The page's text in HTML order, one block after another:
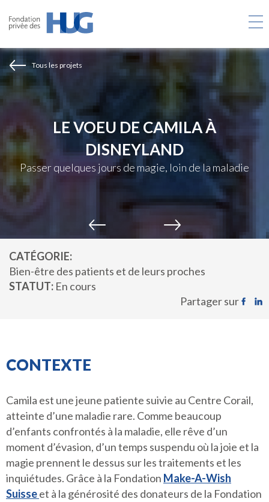
contenu
Tous les projets
LE VOEU DE CAMILA À
DISNEYLAND
Passer quelques jours de magie, loin de la maladie
CATÉGORIE
Bien-être des patients et de leurs proches
STATUT En cours
Partager sur
CONTEXTE
Camila est une jeune patiente suivie au Centre Corail,
atteinte d’une maladie rare. Comme beaucoup
d’enfants confrontés à la maladie, elle rêve d’un
moment d’évasion, d’un temps suspendu où la joie et la
magie prennent le dessus sur les traitements et les
inquiétudes. Grâce à la Fondation Make-A-Wish
Suisseet à la générosité des donateurs de la Fondation